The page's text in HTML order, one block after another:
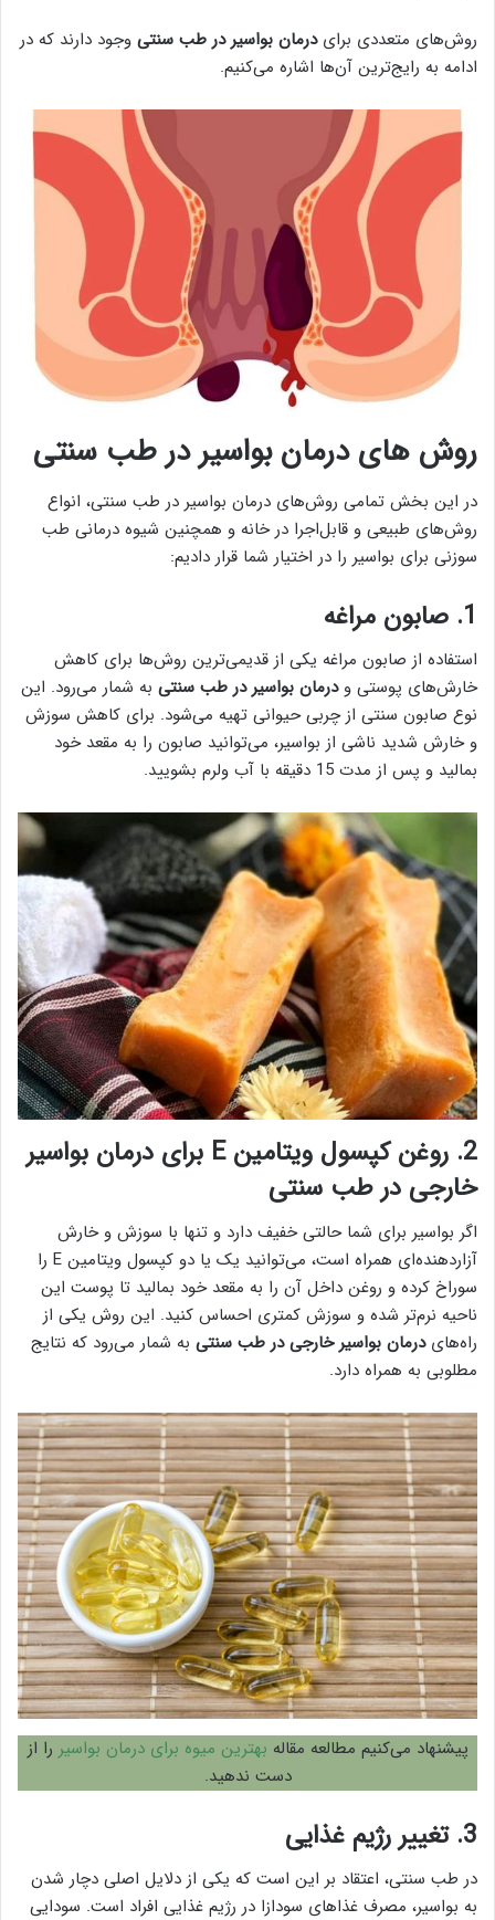
روش‌های متعددی برایدرمان بواسیر در طب سنتی وجود دارند که در
ادامه به رایج‌ترین آن‌ها اشاره می‌کنیم.
روش ‌های درمان بواسیر در طب سنتی
در این بخش تمامی روش‌های درمان بواسیر در طب سنتی، انواع
روش‌های طبیعی و قابل‌اجرا در خانه و همچنین شیوه درمانی طب
سوزنی برای بواسیر را در اختیار شما قرار دادیم:
1. صابون مراغه
استفاده از صابون مراغه یکی از قدیمی‌ترین روش‌ها برای کاهش
خارش‌های پوستی ودرمان بواسیر در طب سنتی به شمار می‌رود. این
نوع صابون سنتی از چربی حیوانی تهیه می‌شود. برای کاهش سوزش
و خارش شدید ناشی از بواسیر، می‌توانید صابون را به مقعد خود
بمالید و پس از مدت 15 دقیقه با آب ولرم بشویید.
2. روغن کپسول ویتامین E برای درمان بواسیر
خارجی در طب سنتی
اگر بواسیر برای شما حالتی خفیف دارد و تنها با سوزش و خارش
آزاردهنده‌ای همراه است، می‌توانید یک یا دو کپسول ویتامین E را
سوراخ کرده و روغن داخل آن را به مقعد خود بمالید تا پوست این
ناحیه نرم‌تر شده و سوزش کمتری احساس کنید. این روش یکی از
راه‌هایدرمان بواسیر خارجی در طب سنتی به شمار می‌رود که نتایج
مطلوبی به همراه دارد.
پیشنهاد می‌کنیم مطالعه مقاله بهترین میوه برای درمان بواسیر را از
دست ندهید.
3. تغییر رژیم غذایی
در طب سنتی، اعتقاد بر این است که یکی از دلایل اصلی دچار شدن
به بواسیر، مصرف غذاهای سودازا در رژیم غذایی افراد است. سودایی